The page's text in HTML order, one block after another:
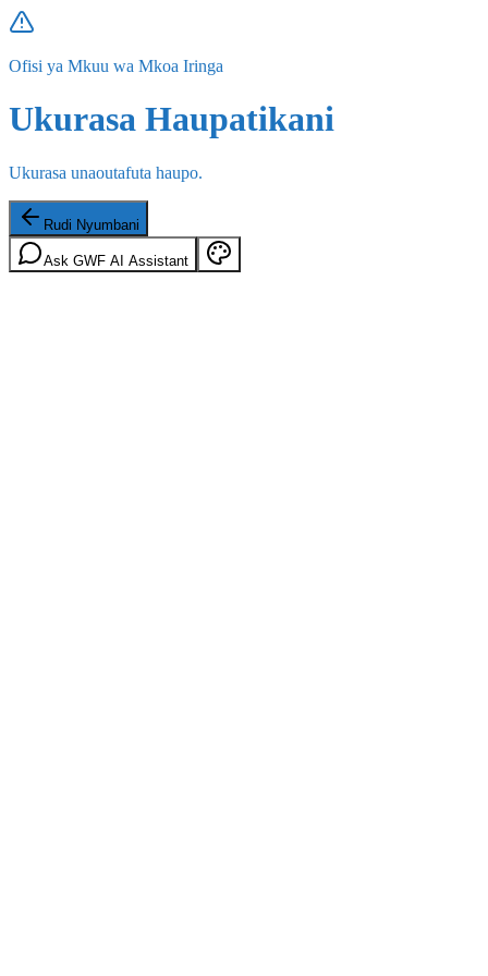
Ofisi ya Mkuu wa Mkoa Iringa
Ukurasa Haupatikani
Ukurasa unaoutafuta haupo.
Rudi Nyumbani
Ask GWF AI Assistant